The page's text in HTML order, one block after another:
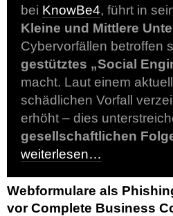
bei KnowBe4, führt in
Kleine und Mittlere
Cybervorfällen betroffen
gestütztes „Social
macht. Laut einem
schädlichen Vorfall
erhöht – dies
gesellschaftlichen
weiterlesen…
Webformulare als
vor Complete Business